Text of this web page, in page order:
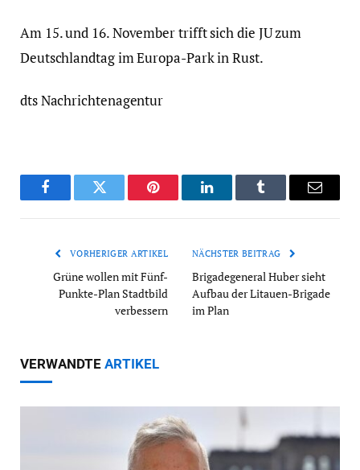
Am 15. und 16. November trifft sich die JU zum
Deutschlandtag im Europa-Park in Rust.
dts Nachrichtenagentur
FacebookTwitter Pinterest LinkedInTumblr Email
VORHERIGER ARTIKEL
Grüne wollen mit Fünf-
Punkte-Plan Stadtbild
verbessern
NÄCHSTER BEITRAG
Brigadegeneral Huber sieht
Aufbau der Litauen-Brigade
im Plan
VERWANDTE ARTIKEL